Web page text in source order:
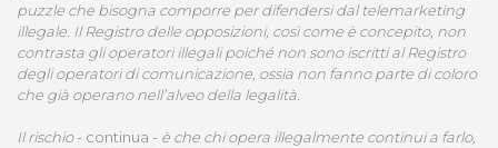
puzzle che bisogna comporre per difendersi dal telemarketing
illegale. Il Registro delle opposizioni, così come è concepito, non
contrasta gli operatori illegali poiché non sono iscritti al Registro
degli operatori di comunicazione, ossia non fanno parte di coloro
che già operano nell’alveo della legalità.
Il rischio- continua - è che chi opera illegalmente continui a farlo,